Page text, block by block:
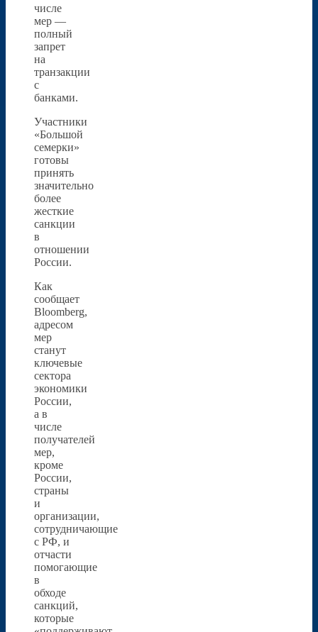
числе
мер —
полный
запрет
на
транзакции
с
банками.
Участники
«Большой
семерки»
готовы
принять
значительно
более
жесткие
санкции
в
отношении
России.
Как
сообщает
Bloomberg,
адресом
мер
станут
ключевые
сектора
экономики
России,
а в
числе
получателей
мер,
кроме
России,
страны
и
организации,
сотрудничающие
с РФ, и
отчасти
помогающие
в
обходе
санкций,
которые